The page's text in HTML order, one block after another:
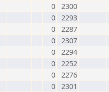
0 2300
0 2293
0 2287
0 2307
0 2294
0 2252
0 2276
0 2301